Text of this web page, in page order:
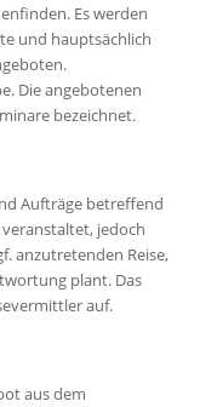
Es werden
und hauptsächlich
Die angebotenen
bezeichnet.
Aufträge betreffend
jedoch
anzutretenden Reise,
plant. Das
auf.
aus dem